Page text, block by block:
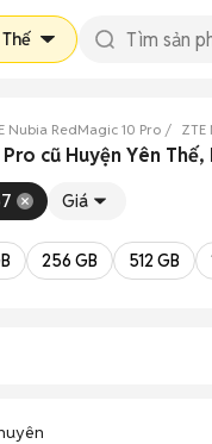
Nubia RedMagic 10 Pro ZTE
cũ Huyện Yên Thế,
Giá
256 GB 512 GB